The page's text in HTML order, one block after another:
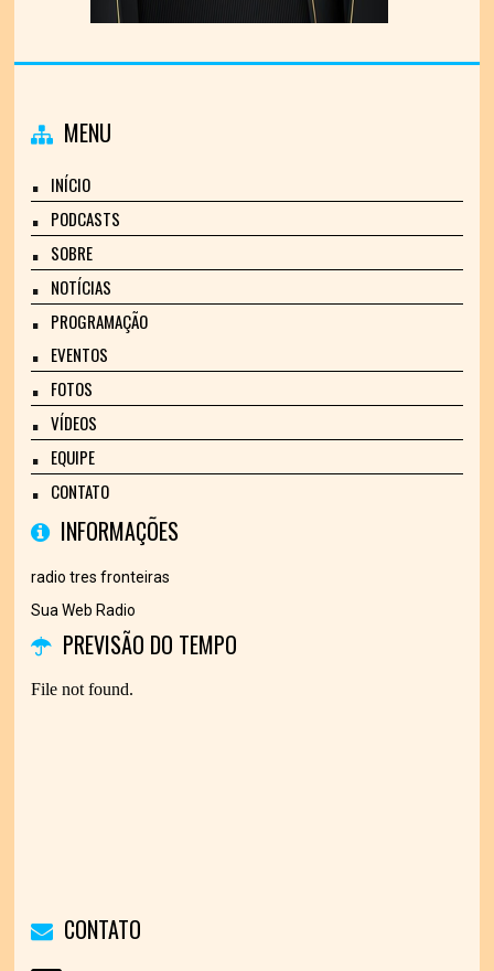
MENU
INÍCIO
PODCASTS
SOBRE
NOTÍCIAS
PROGRAMAÇÃO
EVENTOS
FOTOS
VÍDEOS
EQUIPE
CONTATO
INFORMAÇÕES
radio tres fronteiras
Sua Web Radio
PREVISÃO DO TEMPO
CONTATO